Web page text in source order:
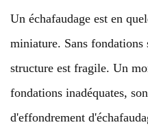
Un échafaudage est en
miniature. Sans fondations
structure est fragile. Un
fondations inadéquates,
d'effondrement